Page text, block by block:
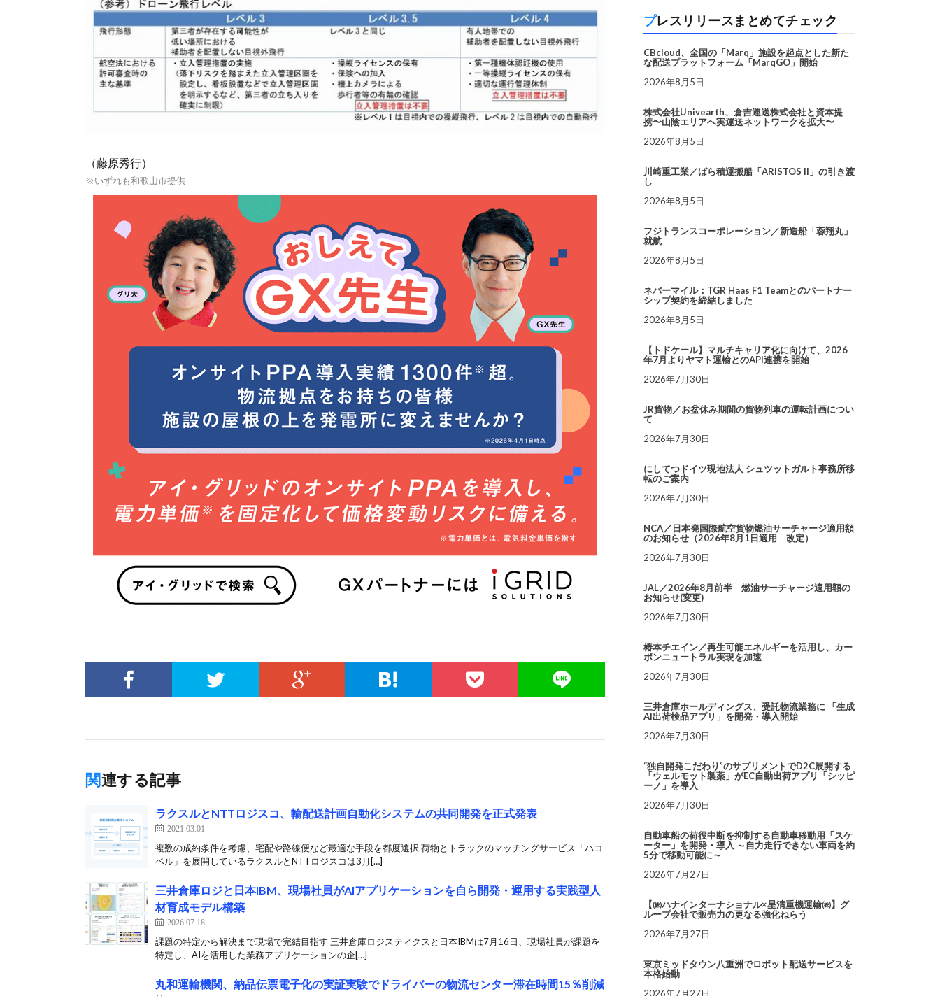
（藤原秀行）
※いずれも和歌山市提供
関連する記事
ラクスルとNTTロジスコ、輸配送計画自動化システムの共同開発を正式発表
2021.03.01
複数の成約条件を考慮、宅配や路線便など最適な手段を都度選択 荷物とトラックのマッチングサービス「ハコ
ベル」を展開しているラクスルとNTTロジスコは3月[…]
三井倉庫ロジと日本IBM、現場社員がAIアプリケーションを自ら開発・運用する実践型人
材育成モデル構築
2026.07.18
課題の特定から解決まで現場で完結目指す 三井倉庫ロジスティクスと日本IBMは7月16日、現場社員が課題を
特定し、AIを活用した業務アプリケーションの企[…]
丸和運輸機関、納品伝票電子化の実証実験でドライバーの物流センター滞在時間15％削減
プレスリリースまとめてチェック
CBcloud、全国の「Marq」施設を起点とした新た
な配送プラットフォーム「MarqGO」開始
2026年8月5日
株式会社Univearth、倉吉運送株式会社と資本提
携〜山陰エリアへ実運送ネットワークを拡大〜
2026年8月5日
川崎重工業／ばら積運搬船「ARISTOS II」の引き渡
し
2026年8月5日
フジトランスコーポレーション／新造船「蓉翔丸」
就航
2026年8月5日
ネバーマイル：TGR Haas F1 Teamとのパートナー
シップ契約を締結しました
2026年8月5日
【トドケール】マルチキャリア化に向けて、2026
年7月よりヤマト運輸とのAPI連携を開始
2026年7月30日
JR貨物／お盆休み期間の貨物列車の運転計画につい
て
2026年7月30日
にしてつドイツ現地法人 シュツットガルト事務所移
転のご案内
2026年7月30日
NCA／日本発国際航空貨物燃油サーチャージ適用額
のお知らせ（2026年8月1日適用 改定）
2026年7月30日
JAL／2026年8月前半 燃油サーチャージ適用額の
お知らせ(変更)
2026年7月30日
椿本チエイン／再生可能エネルギーを活用し、カー
ボンニュートラル実現を加速
2026年7月30日
三井倉庫ホールディングス、受託物流業務に 「生成
AI出荷検品アプリ」を開発・導入開始
2026年7月30日
“独自開発こだわり”のサプリメントでD2C展開する
「ウェルモット製薬」がEC自動出荷アプリ「シッピ
ーノ」を導入
2026年7月30日
自動車船の荷役中断を抑制する自動車移動用「スケ
ーター」を開発・導入 ～自力走行できない車両を約
5分で移動可能に～
2026年7月27日
【㈱ハナインターナショナル×星清重機運輸㈱】グ
ループ会社で販売力の更なる強化ねらう
2026年7月27日
東京ミッドタウン八重洲でロボット配送サービスを
本格始動
2026年7月27日